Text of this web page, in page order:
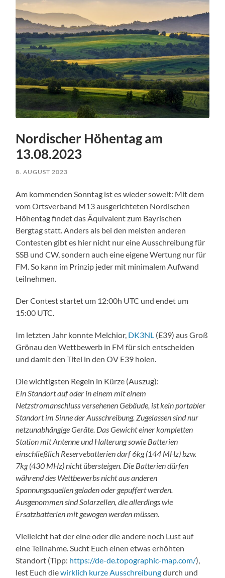
Nordischer Höhentag am
13.08.2023
8. AUGUST 2023
Am kommenden Sonntag ist es wieder soweit: Mit dem
vom Ortsverband M13 ausgerichteten Nordischen
Höhentag findet das Äquivalent zum Bayrischen
Bergtag statt. Anders als bei den meisten anderen
Contesten gibt es hier nicht nur eine Ausschreibung für
SSB und CW, sondern auch eine eigene Wertung nur für
FM. So kann im Prinzip jeder mit minimalem Aufwand
teilnehmen.
Der Contest startet um 12:00h UTC und endet um
15:00 UTC.
Im letzten Jahr konnte Melchior, DK3NL (E39) aus Groß
Grönau den Wettbewerb in FM für sich entscheiden
und damit den Titel in den OV E39 holen.
Die wichtigsten Regeln in Kürze (Auszug):
Ein Standort auf oder in einem mit einem
Netzstromanschluss versehenen Gebäude, ist kein portabler
Standort im Sinne der Ausschreibung. Zugelassen sind nur
netzunabhängige Geräte. Das Gewicht einer kompletten
Station mit Antenne und Halterung sowie Batterien
einschließlich Reservebatterien darf 6kg (144 MHz) bzw.
7kg (430 MHz) nicht übersteigen. Die Batterien dürfen
während des Wettbewerbs nicht aus anderen
Spannungsquellen geladen oder gepuffert werden.
Ausgenommen sind Solarzellen, die allerdings wie
Ersatzbatterien mit gewogen werden müssen.
Vielleicht hat der eine oder die andere noch Lust auf
eine Teilnahme. Sucht Euch einen etwas erhöhten
Standort (Tipp: https://de-de.topographic-map.com/),
lest Euch diewirklich kurze Ausschreibungdurch und